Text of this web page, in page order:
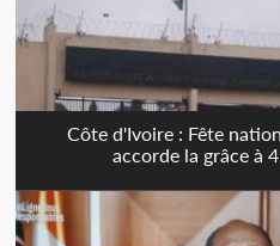
Côte d'Ivoire : Fête
accorde la grâce à